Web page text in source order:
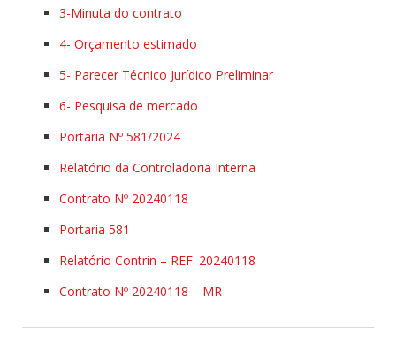
3-Minuta do contrato
4- Orçamento estimado
5- Parecer Técnico Jurídico Preliminar
6- Pesquisa de mercado
Portaria Nº 581/2024
Relatório da Controladoria Interna
Contrato Nº 20240118
Portaria 581
Relatório Contrin – REF. 20240118
Contrato Nº 20240118 – MR